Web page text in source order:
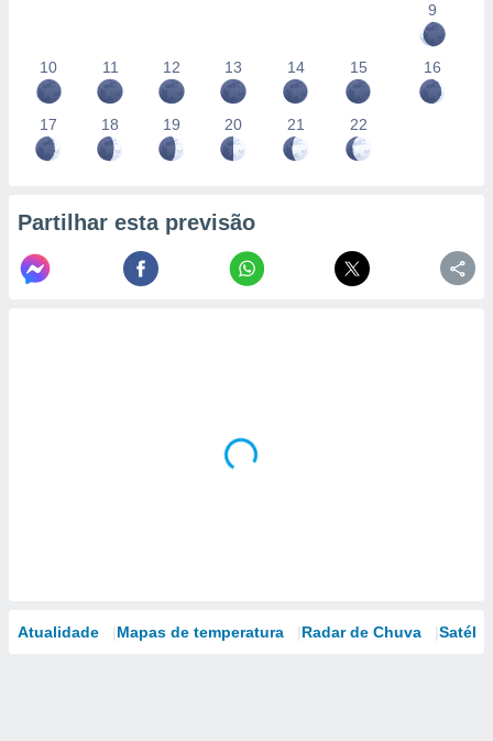
9
10 11 12 13 14 15 16
17 18 19 20 21 22
Partilhar esta previsão
Atualidade Mapas de temperatura Radar de Chuva